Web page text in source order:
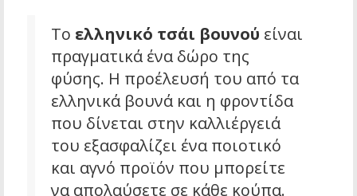
Το ελληνικό τσάι βουνού είναι
πραγματικά ένα δώρο της
φύσης. Η προέλευσή του από τα
ελληνικά βουνά και η φροντίδα
που δίνεται στην καλλιέργειά
του εξασφαλίζει ένα ποιοτικό
και αγνό προϊόν που μπορείτε
να απολαύσετε σε κάθε κούπα.